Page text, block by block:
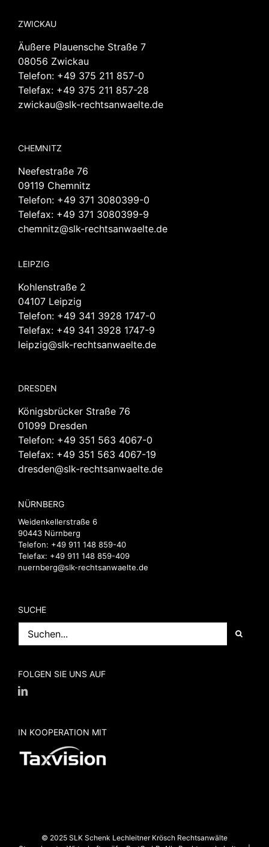
ZWICKAU
Äußere Plauensche Straße 7
08056 Zwickau
Telefon: +49 375 211 857-0
Telefax: +49 375 211 857-28
zwickau@slk-rechtsanwaelte.de
CHEMNITZ
Neefestraße 76
09119 Chemnitz
Telefon: +49 371 3080399-0
Telefax: +49 371 3080399-9
chemnitz@slk-rechtsanwaelte.de
LEIPZIG
Kohlenstraße 2
04107 Leipzig
Telefon: +49 341 3928 1747-0
Telefax: +49 341 3928 1747-9
leipzig@slk-rechtsanwaelte.de
DRESDEN
Königsbrücker Straße 76
01099 Dresden
Telefon: +49 351 563 4067-0
Telefax: +49 351 563 4067-19
dresden@slk-rechtsanwaelte.de
NÜRNBERG
Weidenkellerstraße 6
90443 Nürnberg
Telefon: +49 911 148 859-40
Telefax: +49 911 148 859-409
nuernberg@slk-rechtsanwaelte.de
SUCHE
nach:
FOLGEN SIE UNS AUF
IN KOOPERATION MIT
© 2025 SLK Schenk Lechleitner Krösch Rechtsanwälte